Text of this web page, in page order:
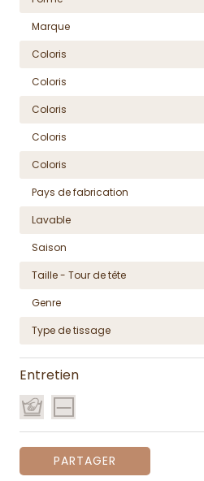
Marque
Coloris
Coloris
Coloris
Coloris
Coloris
Pays de fabrication
Lavable
Saison
Taille - Tour de tête
Genre
Type de tissage
Entretien
PARTAGER